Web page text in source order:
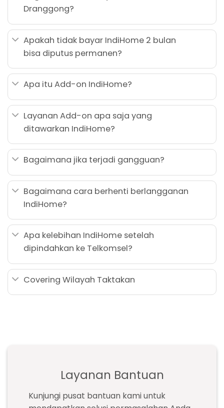
Dranggong?
Apakah tidak bayar IndiHome 2 bulan
bisa diputus permanen?
Apa itu Add-on IndiHome?
Layanan Add-on apa saja yang
ditawarkan IndiHome?
Bagaimana jika terjadi gangguan?
Bagaimana cara berhenti berlangganan
IndiHome?
Apa kelebihan IndiHome setelah
dipindahkan ke Telkomsel?
Covering Wilayah Taktakan
Layanan Bantuan
Kunjungi pusat bantuan kami untuk